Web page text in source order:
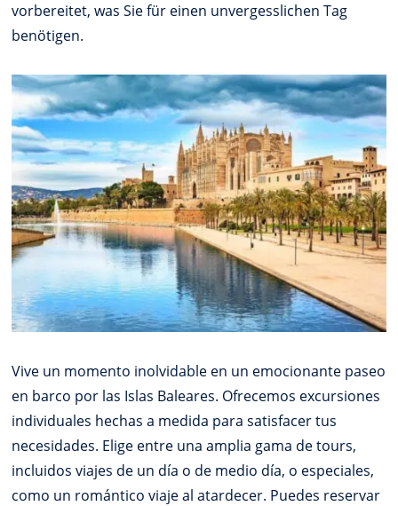
vorbereitet, was Sie für einen unvergesslichen Tag
benötigen.
Vive un momento inolvidable en un emocionante paseo
en barco por las Islas Baleares. Ofrecemos excursiones
individuales hechas a medida para satisfacer tus
necesidades. Elige entre una amplia gama de tours,
incluidos viajes de un día o de medio día, o especiales,
como un romántico viaje al atardecer. Puedes reservar